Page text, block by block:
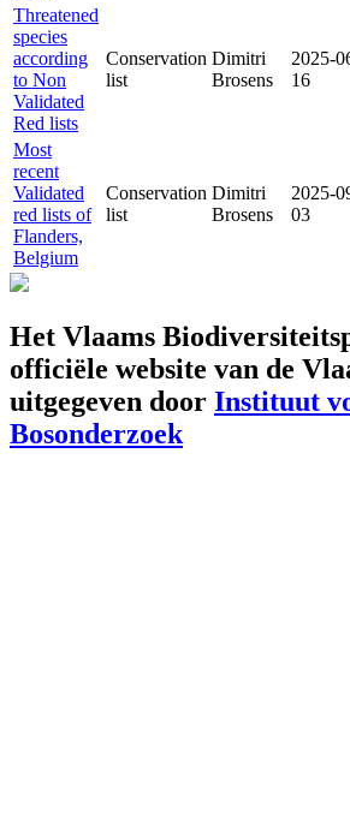
Threatened
species
according
to Non
Validated
Red lists
Conservation
list
Dimitri
Brosens
2025-
16
Most
recent
Validated
red lists of
Flanders,
Belgium
Conservation
list
Dimitri
Brosens
2025-
03
Het Vlaams
officiële website van de
uitgegeven door Instituut
Bosonderzoek